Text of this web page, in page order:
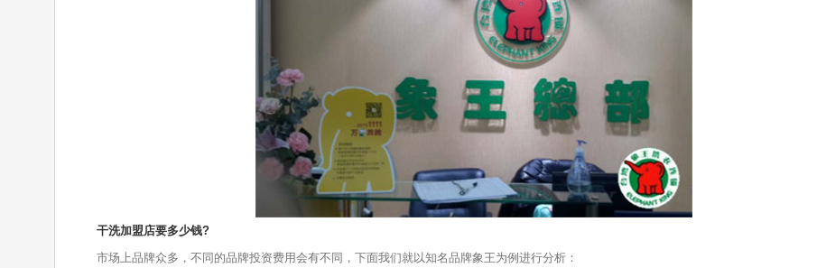
干洗加盟店要多少钱?
市场上品牌众多，不同的品牌投资费用会有不同，下面我们就以知名品牌象王为例进行分析：